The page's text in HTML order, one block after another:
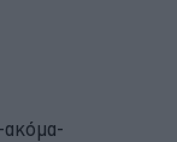
ακόμα-